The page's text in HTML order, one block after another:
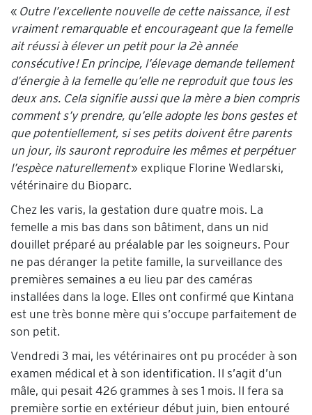
« Outre l’excellente nouvelle de cette naissance, il est
vraiment remarquable et encourageant que la femelle
ait réussi à élever un petit pour la 2è année
consécutive ! En principe, l’élevage demande tellement
d’énergie à la femelle qu’elle ne reproduit que tous les
deux ans. Cela signifie aussi que la mère a bien compris
comment s’y prendre, qu’elle adopte les bons gestes et
que potentiellement, si ses petits doivent être parents
un jour, ils sauront reproduire les mêmes et perpétuer
l’espèce naturellement» explique Florine Wedlarski,
vétérinaire du Bioparc.
Chez les varis, la gestation dure quatre mois. La
femelle a mis bas dans son bâtiment, dans un nid
douillet préparé au préalable par les soigneurs. Pour
ne pas déranger la petite famille, la surveillance des
premières semaines a eu lieu par des caméras
installées dans la loge. Elles ont confirmé que Kintana
est une très bonne mère qui s’occupe parfaitement de
son petit.
Vendredi 3 mai, les vétérinaires ont pu procéder à son
examen médical et à son identification. Il s’agit d’un
mâle, qui pesait 426 grammes à ses 1 mois. Il fera sa
première sortie en extérieur début juin, bien entouré